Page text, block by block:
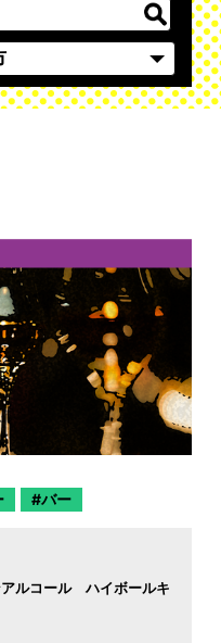
バー
ルコール ハイボールキ